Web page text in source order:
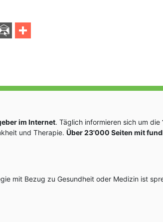
im Internet. Täglich informieren sich um die
und Therapie. Über 23'000 Seiten mit
mit Bezug zu Gesundheit oder Medizin ist